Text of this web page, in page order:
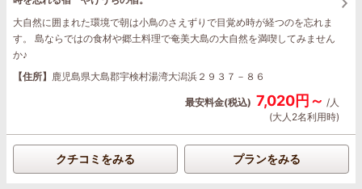
大自然に囲まれた環境で朝は小鳥のさえずりで目覚め時が経つのを忘れま
す。 島ならではの食材や郷土料理で奄美大島の大自然を満喫してみません
か♪
【住所】 鹿児島県大島郡宇検村湯湾大潟浜２９３７－８６
最安料金(税込) 7,020円～ /人
(大人2名利用時)
クチコミをみる プランをみる